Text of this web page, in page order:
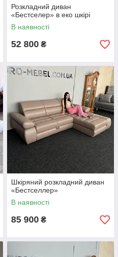
Розкладний диван
«Бестселер» в еко шкірі
В наявності
52 800 ₴
Шкіряний розкладний диван
«Бестселлер»
В наявності
85 900 ₴